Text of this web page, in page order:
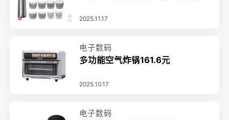
2025.11.17
电子数码
多功能空气炸锅161.6元
2025.10.17
电子数码